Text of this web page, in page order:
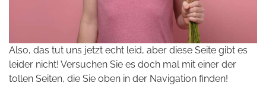
Also, das tut uns jetzt echt leid, aber diese Seite gibt es
leider nicht! Versuchen Sie es doch mal mit einer der
tollen Seiten, die Sie oben in der Navigation finden!